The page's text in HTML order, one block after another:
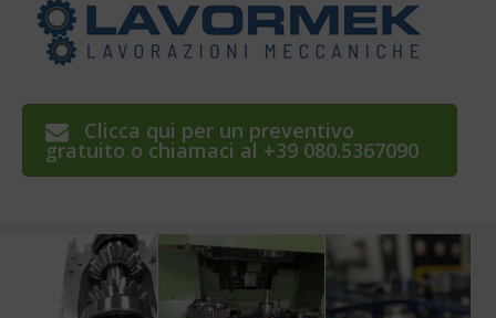
Clicca qui per un preventivo
gratuito o chiamaci al +39 080.5367090